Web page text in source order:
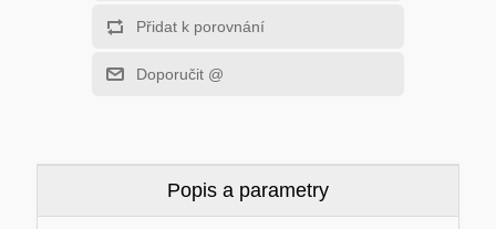
MS OFFICE APLIKACE
CHYTRÁ DOMÁCNOST
Přidat k porovnání
Doporučit @
Popis a parametry